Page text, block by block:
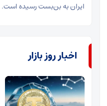
ایران به بن‌بست رسیده است.
اخبار روز بازار